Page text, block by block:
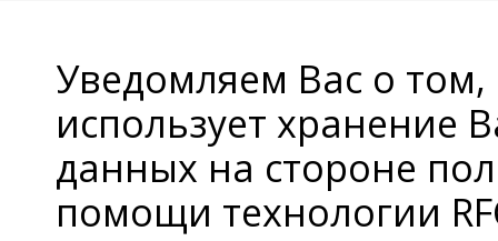
Уведомляем Вас о
использует хранение
данных на стороне
помощи технологии